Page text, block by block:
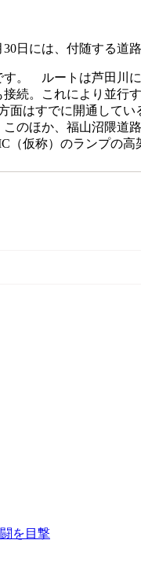
日には、付随する道
。 ルートは芦田川
。これにより並行
はすでに開通して
のほか、福山沼隈道
仮称）のランプの高
を目撃